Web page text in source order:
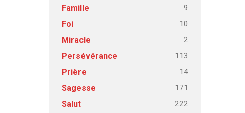
Famille 9
Foi 10
Miracle 2
Persévérance 113
Prière 14
Sagesse 171
Salut 222